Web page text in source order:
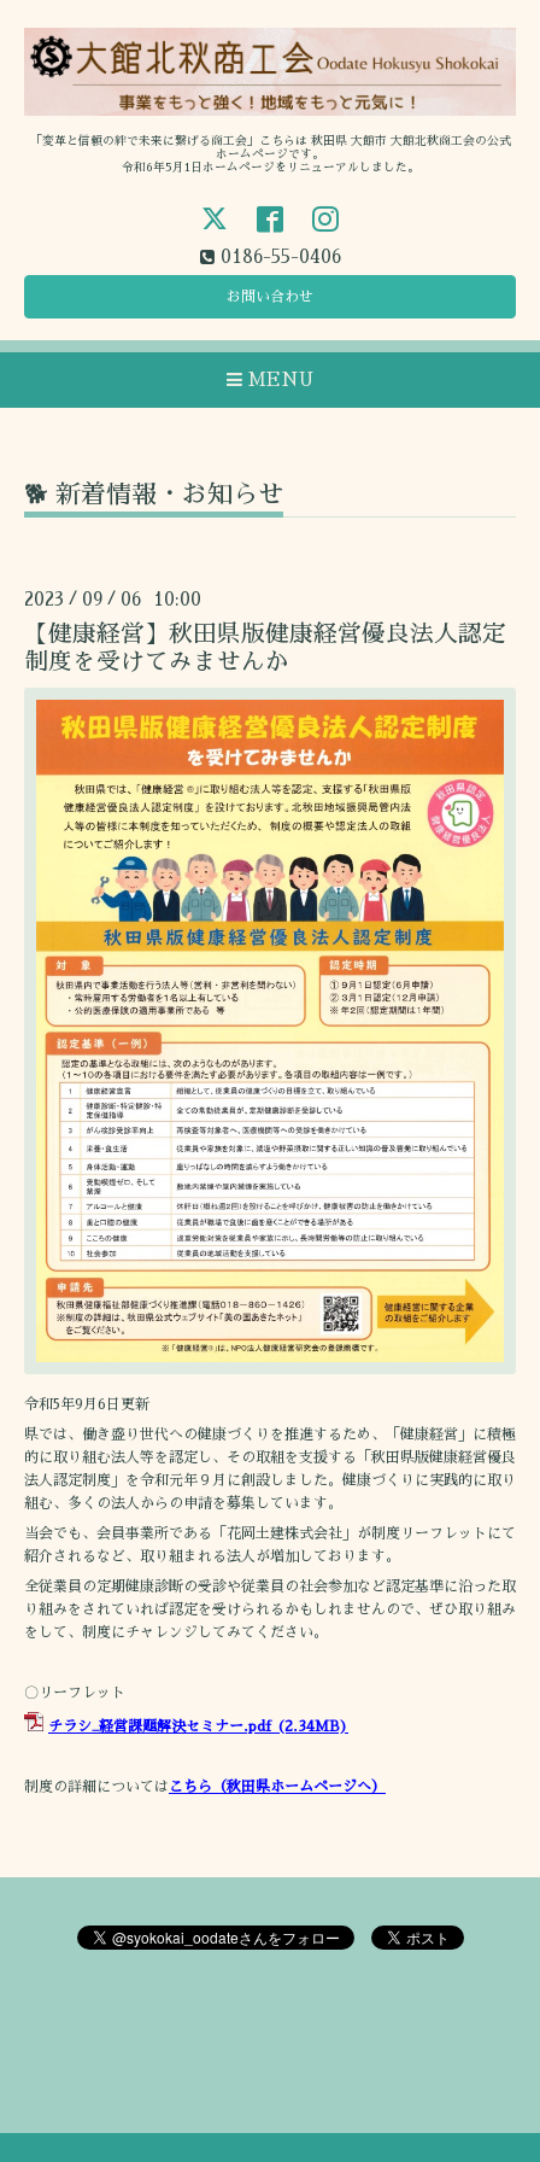
「変革と信頼の絆で未来に繋げる商工会」こちらは 秋田県 大館市 大館北秋商工会の公式
ホームページです。
令和6年5月1日ホームページをリニューアルしました。
0186-55-0406
お問い合わせ
MENU
🐕 新着情報・お知らせ
2023 / 09 / 06 10:00
【健康経営】秋田県版健康経営優良法人認定
制度を受けてみませんか
令和5年9月6日更新
県では、働き盛り世代への健康づくりを推進するため、「健康経営」に積極
的に取り組む法人等を認定し、その取組を支援する「秋田県版健康経営優良
法人認定制度」を令和元年９月に創設しました。健康づくりに実践的に取り
組む、多くの法人からの申請を募集しています。
当会でも、会員事業所である「花岡土建株式会社」が制度リーフレットにて
紹介されるなど、取り組まれる法人が増加しております。
全従業員の定期健康診断の受診や従業員の社会参加など認定基準に沿った取
り組みをされていれば認定を受けられるかもしれませんので、ぜひ取り組み
をして、制度にチャレンジしてみてください。
〇リーフレット
チラシ_経営課題解決セミナー.pdf(2.34MB)
制度の詳細については こちら（秋田県ホームページへ）